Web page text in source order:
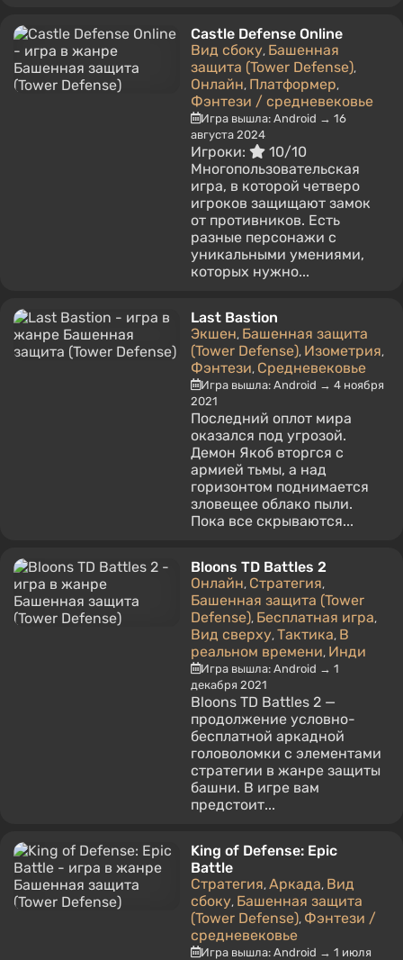
Castle Defense Online
Вид сбоку, Башенная
защита (Tower Defense),
Онлайн, Платформер,
Фэнтези / средневековье
Игра вышла: Android → 16
августа 2024
Игроки:
10/10
Многопользовательская
игра, в которой четверо
игроков защищают замок
от противников. Есть
разные персонажи с
уникальными умениями,
которых нужно...
Last Bastion
Экшен, Башенная защита
(Tower Defense), Изометрия,
Фэнтези, Средневековье
Игра вышла: Android → 4 ноября
2021
Последний оплот мира
оказался под угрозой.
Демон Якоб вторгся с
армией тьмы, а над
горизонтом поднимается
зловещее облако пыли.
Пока все скрываются...
Bloons TD Battles 2
Онлайн, Стратегия,
Башенная защита (Tower
Defense), Бесплатная игра,
Вид сверху, Тактика, В
реальном времени, Инди
Игра вышла: Android → 1
декабря 2021
Bloons TD Battles 2 —
продолжение условно-
бесплатной аркадной
головоломки с элементами
стратегии в жанре защиты
башни. В игре вам
предстоит...
King of Defense: Epic
Battle
Стратегия, Аркада, Вид
сбоку, Башенная защита
(Tower Defense), Фэнтези /
средневековье
Игра вышла: Android → 1 июля